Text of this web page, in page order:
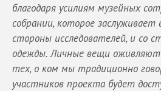
благодаря усилиям музейных
собрании, которое заслуживает
стороны исследователей, и со
одежды. Личные вещи
тех, о ком мы традиционно
участников проекта будет